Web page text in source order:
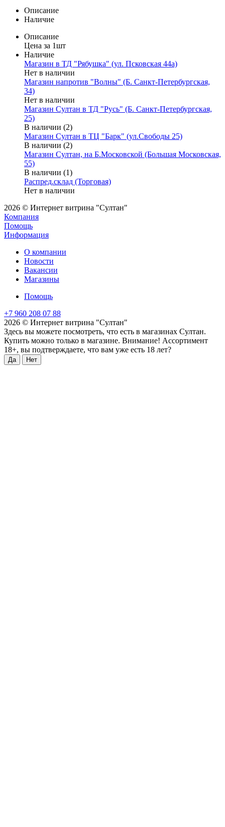
Описание
Наличие
Описание
Цена за 1шт
Наличие
Магазин в ТД "Рябушка" (ул. Псковская 44а)
Нет в наличии
Магазин напротив "Волны" (Б. Санкт-Петербургская,
34)
Нет в наличии
Магазин Султан в ТД "Русь" (Б. Санкт-Петербургская,
25)
В наличии (2)
Магазин Султан в ТЦ "Барк" (ул.Свободы 25)
В наличии (2)
Магазин Султан, на Б.Московской (Большая Московская,
55)
В наличии (1)
Распред.склад (Торговая)
Нет в наличии
2026 © Интернет витрина "Султан"
Компания
Помощь
Информация
О компании
Новости
Вакансии
Магазины
Помощь
+7 960 208 07 88
2026 © Интернет витрина "Султан"
Здесь вы можете посмотреть, что есть в магазинах Султан.
Купить можно только в магазине. Внимание! Ассортимент
18+, вы подтверждаете, что вам уже есть 18 лет?